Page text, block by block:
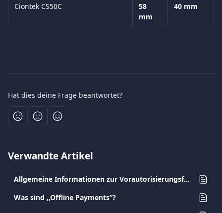
Ciontek CS50C
58
mm
40 mm
Hat dies deine Frage beantwortet?
Verwandte Artikel
Allgemeine Informationen zur Vorautorisierungsfunktion
Was sind ,,Offline Payments”?